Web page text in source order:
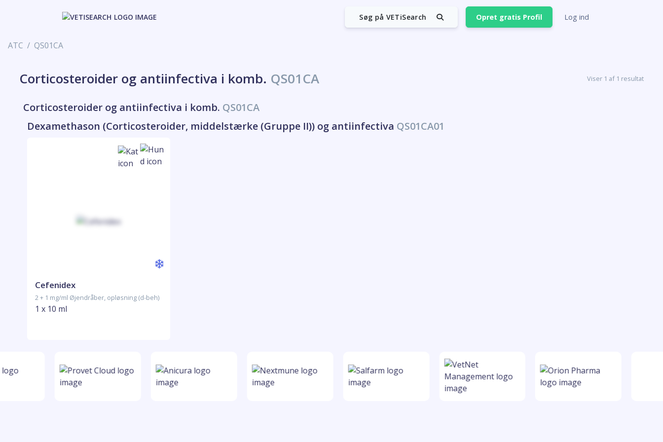
Søg på VETiSearch Opret gratis Profil Log ind
ATC QS01CA
Corticosteroider og antiinfectiva i komb. QS01CA Viser 1 af 1 resultat
Corticosteroider og antiinfectiva i komb. QS01CA
Dexamethason (Corticosteroider, middelstærke (Gruppe II)) og antiinfectiva QS01CA01
Cefenidex
2 + 1 mg/ml Øjendråber, opløsning (d-beh)
1 x 10 ml